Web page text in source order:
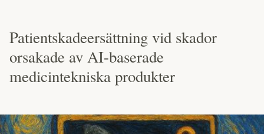
Patientskadeersättning vid skador
orsakade av AI-baserade
medicintekniska produkter